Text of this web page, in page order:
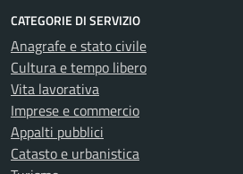
CATEGORIE DI SERVIZIO
Anagrafe e stato civile
Cultura e tempo libero
Vita lavorativa
Imprese e commercio
Appalti pubblici
Catasto e urbanistica